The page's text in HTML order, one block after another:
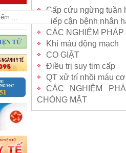
Cấp cứu ngừng tuần
Tiếp cận bệnh nhân
CÁC NGHIỆM
Khí máu động mạch
CO GIẬT
Điều trị suy tim cấp
QT xử trí nhồi máu
CÁC NGHIỆM
CHÓNG MẶT